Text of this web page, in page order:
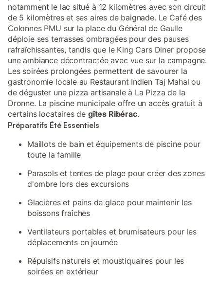
notamment le lac situé à 12 kilomètres avec son circuit
de 5 kilomètres et ses aires de baignade. Le Café des
Colonnes PMU sur la place du Général de Gaulle
déploie ses terrasses ombragées pour des pauses
rafraîchissantes, tandis que le King Cars Diner propose
une ambiance décontractée avec vue sur la campagne.
Les soirées prolongées permettent de savourer la
gastronomie locale au Restaurant Indien Taj Mahal ou
de déguster une pizza artisanale à La Pizza de la
Dronne. La piscine municipale offre un accès gratuit à
certains locataires de gîtes Ribérac.
Préparatifs Été Essentiels
Maillots de bain et équipements de piscine pour
toute la famille
Parasols et tentes de plage pour créer des zones
d'ombre lors des excursions
Glacières et pains de glace pour maintenir les
boissons fraîches
Ventilateurs portables et brumisateurs pour les
déplacements en journée
Répulsifs naturels et moustiquaires pour les
soirées en extérieur